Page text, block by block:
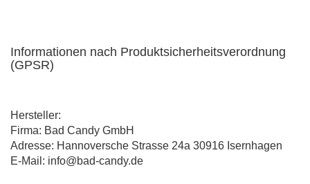
Informationen nach Produktsicherheitsverordnung
(GPSR)
Hersteller:
Firma: Bad Candy GmbH
Adresse: Hannoversche Strasse 24a 30916 Isernhagen
E-Mail: info@bad-candy.de